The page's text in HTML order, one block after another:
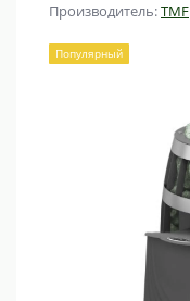
Производитель:TMF
Популярный